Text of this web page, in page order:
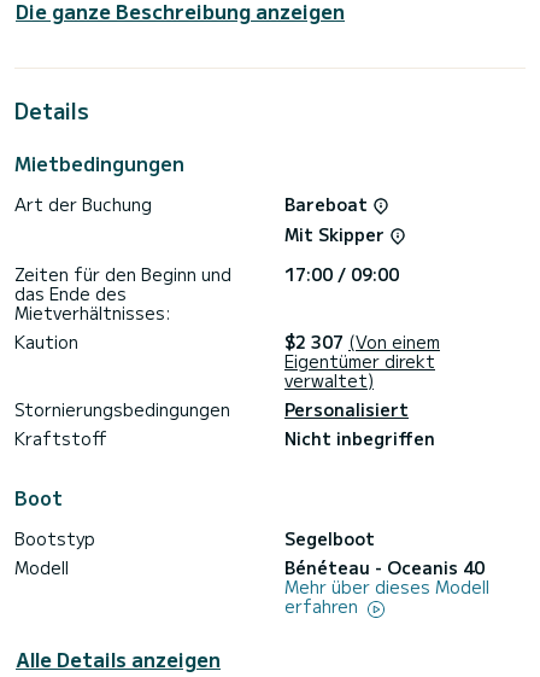
Das Boot verfügt über 3 voll ausgestattete Kabinen und
bietet Platz für 6 Personen. Mit einer Gesamtlänge von 13
außergewöhnlichen Urlaub auf dem Wasser in der Umgebung
Rollgenua ausgestattet. Es verfügt über die folgende
Ausstattung: Autopilot, Solarpanel.
Buchungsanfragen und Angebote werden direkt von
SamBoat bearbeitet. Über die Plattform erhalten Sie die
Die ganze Beschreibung anzeigen
Details
Mietbedingungen
Art der Buchung
Bareboat
Mit Skipper
Zeiten für den Beginn und
das Ende des
Mietverhältnisses:
17:00 / 09:00
Kaution $2 307 (Von einem
Eigentümer direkt
verwaltet)
Stornierungsbedingungen
Personalisiert
Kraftstoff
Nicht inbegriffen
Boot
Bootstyp
Segelboot
Modell
Bénéteau - Oceanis 40
Mehr über dieses Modell
erfahren
Alle Details anzeigen